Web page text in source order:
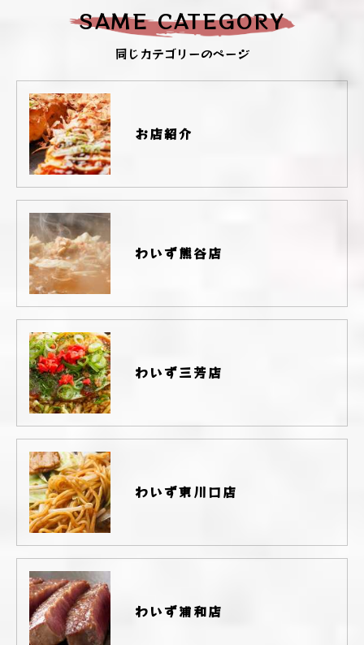
同じカテゴリーのページ
SAME CATEGORY
お店紹介
わいず熊谷店
わいず三芳店
わいず東川口店
わいず浦和店